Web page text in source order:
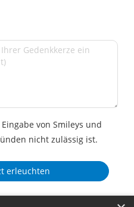
von Smileys und
nicht zulässig ist.
erleuchten